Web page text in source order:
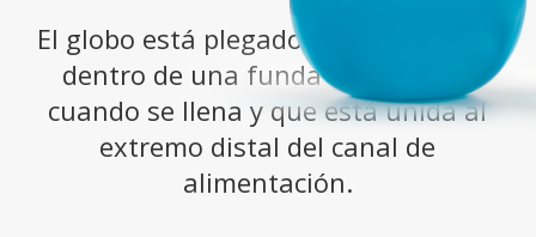
El globo está plegado sobre sí mismo
dentro de una funda que se abre
cuando se llena y que está unida al
extremo distal del canal de
alimentación.